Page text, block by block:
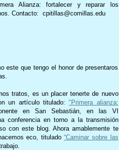
Alianza: fortalecer y reparar los
Contacto: cpitillas@comillas.edu
este que tengo el honor de presentaros
tratos, es un placer tenerte de nuevo
un artículo titulado:"Primera alianza:
en San Sebastián, en las VI
conferencia en torno a la transmisión
con este blog. Ahora amablemente te
eco, titulado“Caminar sobre las